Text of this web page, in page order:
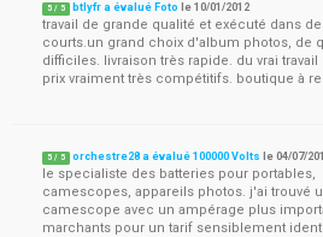
5 / 5 btlyfr a évalué Foto le10/01/2012
travail de grande qualité et exécuté dans
courts.un grand choix d'album photos, de
difficiles. livraison très rapide. du vrai
prix vraiment très compétitifs. boutique à
5 / 5 orchestre28 a évalué 100000 Volts le04/07/
le specialiste des batteries pour portables,
camescopes, appareils photos. j'ai trouvé
camescope avec un ampérage plus
marchants pour un tarif sensiblement